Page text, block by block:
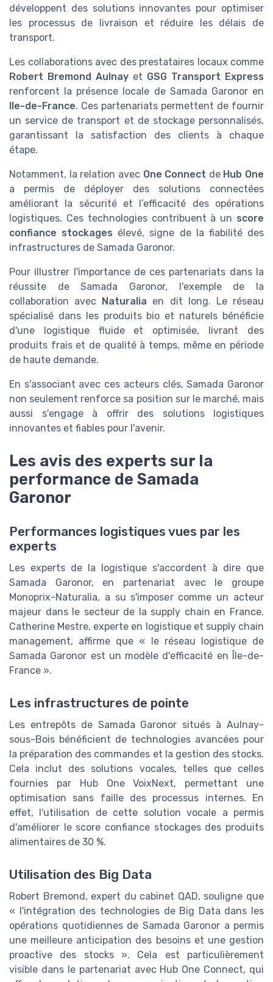
développent des solutions innovantes pour optimiser
les processus de livraison et réduire les délais de
transport.
Les collaborations avec des prestataires locaux comme
Robert Bremond Aulnay et GSG Transport Express
renforcent la présence locale de Samada Garonor en
Ile-de-France. Ces partenariats permettent de fournir
un service de transport et de stockage personnalisés,
garantissant la satisfaction des clients à chaque
étape.
Notamment, la relation avec One Connect de Hub One
a permis de déployer des solutions connectées
améliorant la sécurité et l’efficacité des opérations
logistiques. Ces technologies contribuent à un score
confiance stockages élevé, signe de la fiabilité des
infrastructures de Samada Garonor.
Pour illustrer l'importance de ces partenariats dans la
réussite de Samada Garonor, l'exemple de la
collaboration avec Naturalia en dit long. Le réseau
spécialisé dans les produits bio et naturels bénéficie
d'une logistique fluide et optimisée, livrant des
produits frais et de qualité à temps, même en période
de haute demande.
En s'associant avec ces acteurs clés, Samada Garonor
non seulement renforce sa position sur le marché, mais
aussi s'engage à offrir des solutions logistiques
innovantes et fiables pour l'avenir.
Les avis des experts sur la
performance de Samada
Garonor
Performances logistiques vues par les
experts
Les experts de la logistique s'accordent à dire que
Samada Garonor, en partenariat avec le groupe
Monoprix-Naturalia, a su s'imposer comme un acteur
majeur dans le secteur de la supply chain en France.
Catherine Mestre, experte en logistique et supply chain
management, affirme que « le réseau logistique de
Samada Garonor est un modèle d'efficacité en Île-de-
France ».
Les infrastructures de pointe
Les entrepôts de Samada Garonor situés à Aulnay-
sous-Bois bénéficient de technologies avancées pour
la préparation des commandes et la gestion des stocks.
Cela inclut des solutions vocales, telles que celles
fournies par Hub One VoixNext, permettant une
optimisation sans faille des processus internes. En
effet, l'utilisation de cette solution vocale a permis
d'améliorer le score confiance stockages des produits
alimentaires de 30 %.
Utilisation des Big Data
Robert Bremond, expert du cabinet QAD, souligne que
« l'intégration des technologies de Big Data dans les
opérations quotidiennes de Samada Garonor a permis
une meilleure anticipation des besoins et une gestion
proactive des stocks ». Cela est particulièrement
visible dans le partenariat avec Hub One Connect, qui